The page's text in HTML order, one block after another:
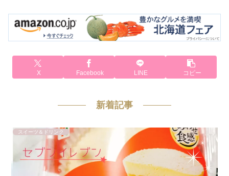
X Facebook LINE コピー
新着記事
スイーツ＆ドリンク